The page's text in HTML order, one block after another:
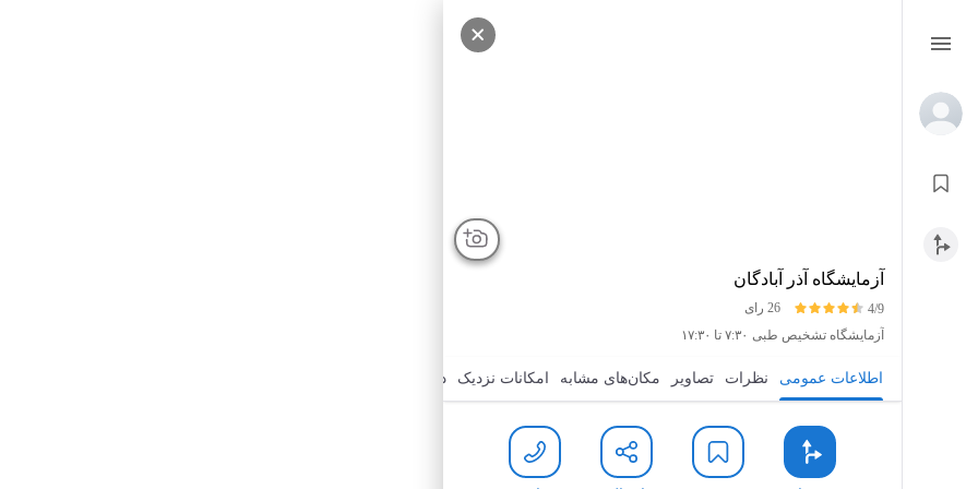
آزمایشگاه آذر آبادگان
4/9
26 رای
آزمایشگاه تشخیص طبی ۷:۳۰ تا ۱۷:۳۰
اطلاعات عمومی نظرات تصاویر مکان‌های مشابه امکانات نزدیک درباره